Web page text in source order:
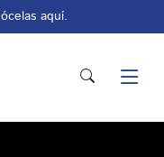
aquí.